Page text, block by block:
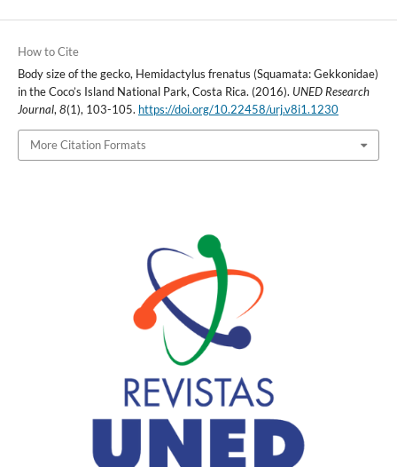
How to Cite
Body size of the gecko, Hemidactylus frenatus (Squamata: Gekkonidae)
in the Coco’s Island National Park, Costa Rica. (2016). UNED Research
Journal, 8(1), 103-105. https://doi.org/10.22458/urj.v8i1.1230
More Citation Formats